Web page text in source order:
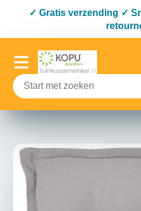
✓ Gratis verzending ✓